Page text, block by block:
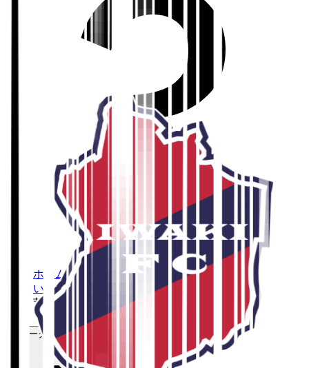
ホーム>
いわきＦＣ
荒木 仁翔
Ｊリーグ公式サービス